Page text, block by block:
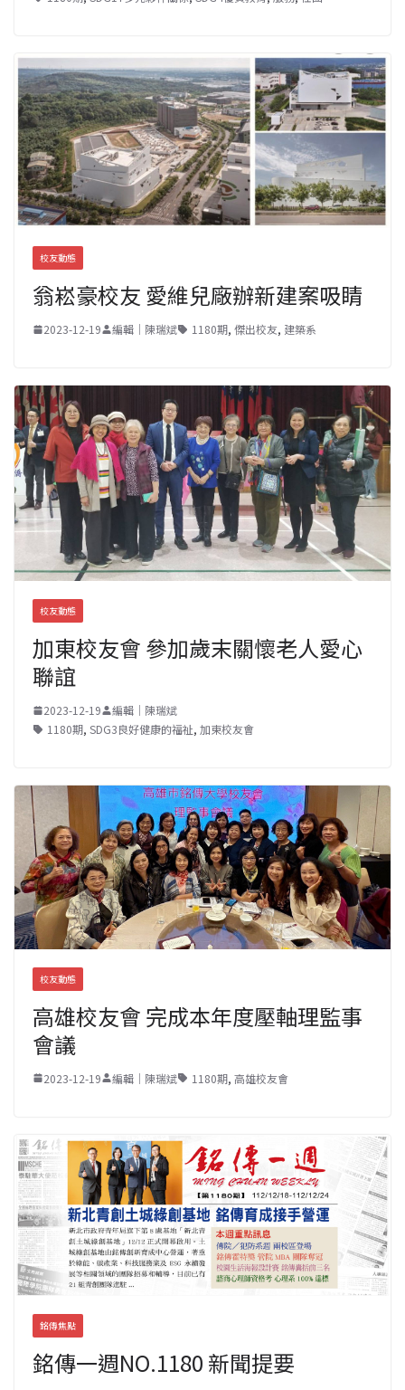
校友動態
翁崧豪校友 愛維兒廠辦新建案吸睛
2023-12-19 編輯｜陳瑞斌 1180期, 傑出校友, 建築系
校友動態
加東校友會 參加歲末關懷老人愛心
聯誼
2023-12-19
編輯｜陳瑞斌
1180期, SDG3良好健康的福祉, 加東校友會
校友動態
高雄校友會 完成本年度壓軸理監事
會議
2023-12-19 編輯｜陳瑞斌 1180期, 高雄校友會
銘傳焦點
銘傳一週NO.1180 新聞提要